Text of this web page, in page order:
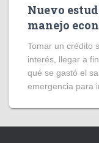
Nuevo
manejo
Tomar un crédito
interés, llegar a
qué se gastó el
emergencia para